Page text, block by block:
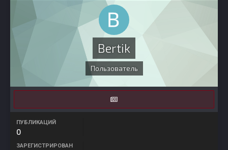
Bertik
Пользователь
ПУБЛИКАЦИЙ
0
ЗАРЕГИСТРИРОВАН